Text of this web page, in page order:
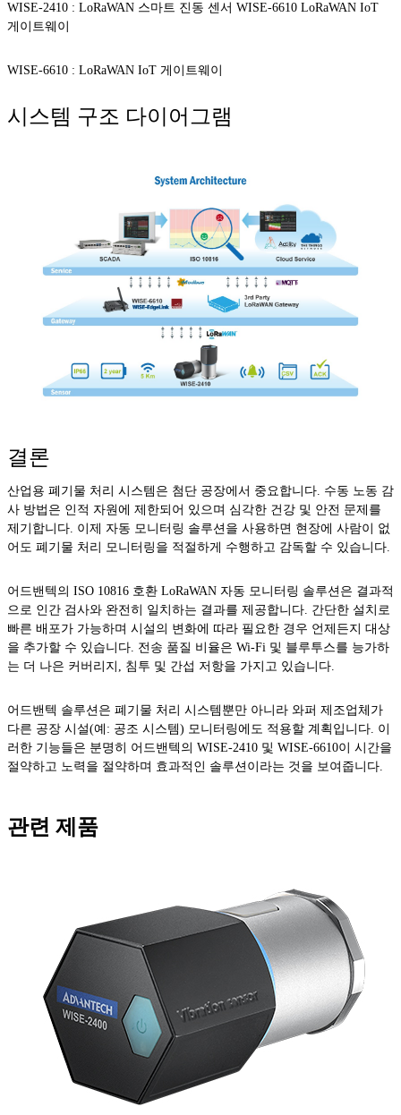
WISE-2410 : LoRaWAN 스마트 진동 센서 WISE-6610 LoRaWAN IoT
게이트웨이
WISE-6610 : LoRaWAN IoT 게이트웨이
시스템 구조 다이어그램
결론
산업용 폐기물 처리 시스템은 첨단 공장에서 중요합니다. 수동 노동 감
사 방법은 인적 자원에 제한되어 있으며 심각한 건강 및 안전 문제를
제기합니다. 이제 자동 모니터링 솔루션을 사용하면 현장에 사람이 없
어도 폐기물 처리 모니터링을 적절하게 수행하고 감독할 수 있습니다.
어드밴텍의 ISO 10816 호환 LoRaWAN 자동 모니터링 솔루션은 결과적
으로 인간 검사와 완전히 일치하는 결과를 제공합니다. 간단한 설치로
빠른 배포가 가능하며 시설의 변화에 따라 필요한 경우 언제든지 대상
을 추가할 수 있습니다. 전송 품질 비율은 Wi-Fi 및 블루투스를 능가하
는 더 나은 커버리지, 침투 및 간섭 저항을 가지고 있습니다.
어드밴텍 솔루션은 폐기물 처리 시스템뿐만 아니라 와퍼 제조업체가
다른 공장 시설(예: 공조 시스템) 모니터링에도 적용할 계획입니다. 이
러한 기능들은 분명히 어드밴텍의 WISE-2410 및 WISE-6610이 시간을
절약하고 노력을 절약하며 효과적인 솔루션이라는 것을 보여줍니다.
관련 제품